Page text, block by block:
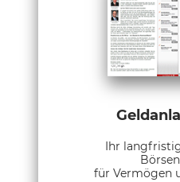
Ihr
für Vermögen